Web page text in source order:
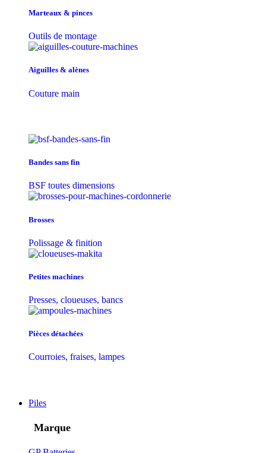
Marteaux & pinces
Outils de montage
Aiguilles & alènes
Couture main
Bandes sans fin
BSF toutes dimensions
Brosses
Polissage & finition
Petites machines
Presses, cloueuses, bancs
Pièces détachées
Courroies, fraises, lampes
Piles
Marque